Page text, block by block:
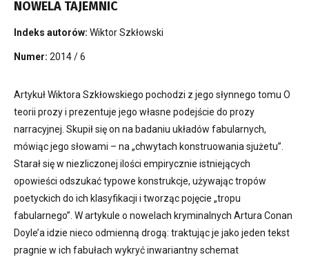
NOWELA TAJEMNIC
Indeks autorów: Wiktor Szkłowski
Numer: 2014 / 6
Artykuł Wiktora Szkłowskiego pochodzi z jego słynnego tomu O
teorii prozy i prezentuje jego własne podejście do prozy
narracyjnej. Skupił się on na badaniu układów fabularnych,
mówiąc jego słowami – na „chwytach konstruowania sjużetu”.
Starał się w niezliczonej ilości empirycznie istniejących
opowieści odszukać typowe konstrukcje, używając tropów
poetyckich do ich klasyfikacji i tworząc pojęcie „tropu
fabularnego”. W artykule o nowelach kryminalnych Artura Conan
Doyle’a idzie nieco odmienną drogą: traktując je jako jeden tekst
pragnie w ich fabułach wykryć inwariantny schemat